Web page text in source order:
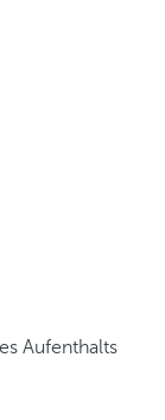
Aufenthalts